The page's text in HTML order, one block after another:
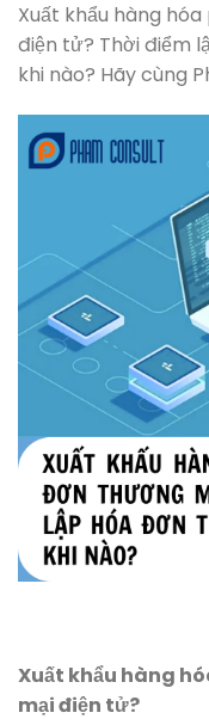
Xuất khẩu hàng
điện tử? Thời điểm
khi nào? Hãy cùng
Xuất khẩu hàng
mại điện tử?